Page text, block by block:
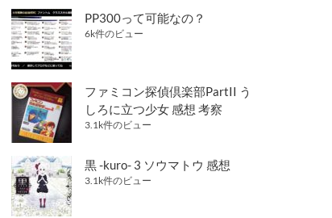
PP300って可能なの？
6k件のビュー
ファミコン探偵倶楽部PartII う
しろに立つ少女 感想 考察
3.1k件のビュー
黒 -kuro- 3 ソウマトウ 感想
3.1k件のビュー